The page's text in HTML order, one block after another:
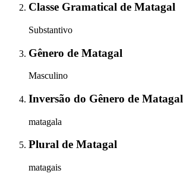
Classe Gramatical de Matagal
Substantivo
Gênero de Matagal
Masculino
Inversão do Gênero de Matagal
matagala
Plural de Matagal
matagais